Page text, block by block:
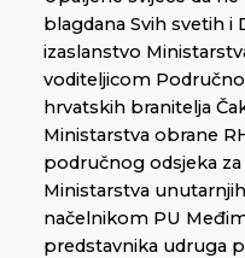
blagdana Svih svetih i
izaslanstvo
voditeljicom
hrvatskih branitelja
Ministarstva obrane
područnog odsjeka
Ministarstva
načelnikom PU
predstavnika udruga